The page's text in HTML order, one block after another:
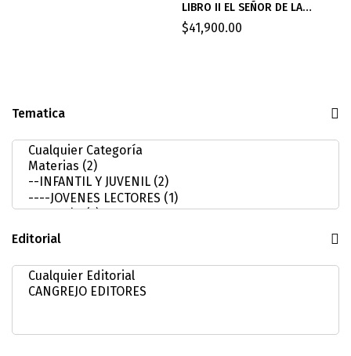
Tematica
Editorial
LIBRO II EL SEÑOR DE LA
CORTINA
$41,900.00